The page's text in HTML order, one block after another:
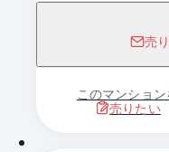
売
このマンション
売りたい